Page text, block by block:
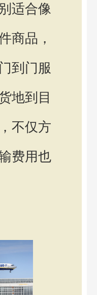
适合像
商品，
到门服
地到目
不仅方
费用也